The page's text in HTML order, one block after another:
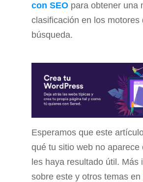
con SEO para obtener una
clasificación en los motores
búsqueda.
Esperamos que este
qué tu sitio web no aparece
les haya resultado útil. Más
sobre este y otros temas en